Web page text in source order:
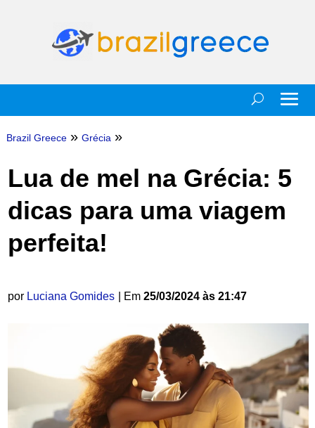
Brazil Greece » Grécia »
Lua de mel na Grécia: 5
dicas para uma viagem
perfeita!
por Luciana Gomides | Em 25/03/2024 às 21:47